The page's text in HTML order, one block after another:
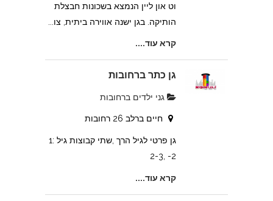
וט און ליין הנמצא בשכונות חבצלת
הותיקה. בגן ישנה אווירה ביתית, צו...
קרא עוד....
גן כתר ברחובות
גני ילדים ברחובות
חיים ברלב 26 רחובות
גן פרטי לגיל הרך ,שתי קבוצות גיל :1
-2 ,2-3
קרא עוד....